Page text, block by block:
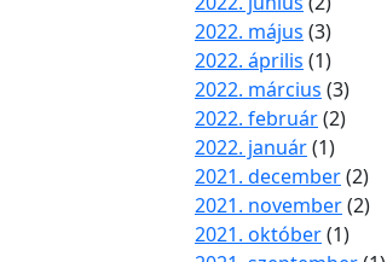
2022. május (3)
2022. április (1)
2022. március (3)
2022. február(2)
2022. január(1)
2021. december(2)
2021. november(2)
2021. október(1)